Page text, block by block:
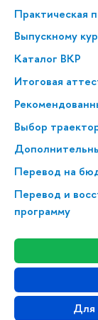
Практическая
Выпускному
Каталог ВКР
Итоговая
Выбор
Перевод на
Перевод и
программу
Для